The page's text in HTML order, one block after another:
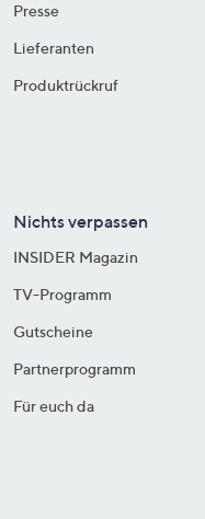
Presse
Lieferanten
Produktrückruf
Nichts verpassen
INSIDER Magazin
TV-Programm
Gutscheine
Partnerprogramm
Für euch da